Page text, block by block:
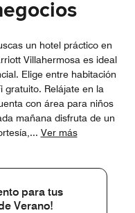
un hotel práctico en
Villahermosa es ideal
Elige entre habitación
gratuito. Relájate en la
con área para niños
mañana disfruta de un
... Ver más
para tus
Verano!